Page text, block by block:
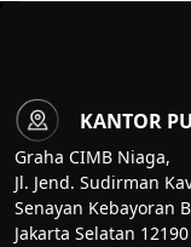
KANTOR
Graha CIMB Niaga,
Jl. Jend. Sudirman
Senayan Kebayoran
Jakarta Selatan 12190